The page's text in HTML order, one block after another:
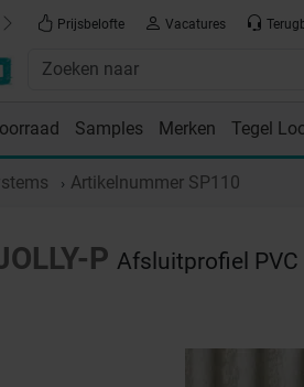
Prijsbelofte Vacatures
Samples Merken Tegel
Showroom
Artikelnummer SP110
P Afsluitprofiel PVC